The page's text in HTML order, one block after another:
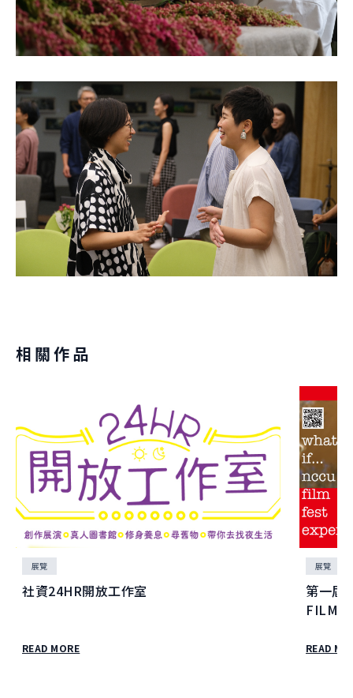
相關作品
展覽
社資24HR開放工作室
READ MORE
展覽
第一屆
FILM
READ